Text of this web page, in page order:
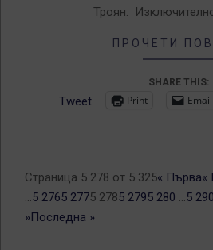
Троян.
ПРОЧЕТИ
SHARE THIS:
Tweet Print Email
Страница 5 278 от 5 325« Първа«
...5 2765 2775 2785 2795 280 ...5 290
»Последна »